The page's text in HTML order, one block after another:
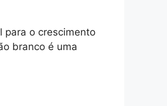
para o crescimento
branco é uma